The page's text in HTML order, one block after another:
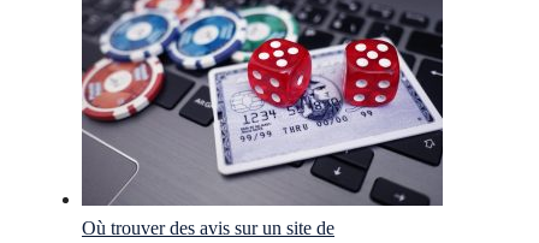
Où trouver des avis sur un site de